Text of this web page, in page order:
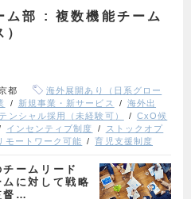
ム部 : 複数機能チーム
都
海外展開あり（日系グロー
新規事業・新サービス
海外出
ンシャル採用（未経験可）
CxO候
インセンティブ制度
ストックオプ
モートワーク可能 育児支援制度
ームリード
に対して戦略
督…